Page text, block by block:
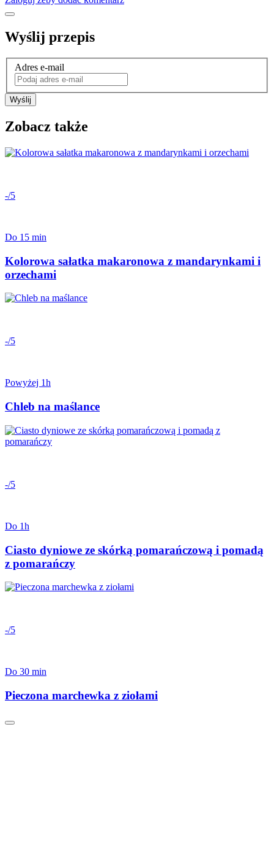
Wyślij przepis
Adres e-mail
Wyślij
Zobacz także
-/5
Do 15 min
Kolorowa sałatka makaronowa z mandarynkami i
orzechami
-/5
Powyżej 1h
Chleb na maślance
-/5
Do 1h
Ciasto dyniowe ze skórką pomarańczową i pomadą
z pomarańczy
-/5
Do 30 min
Pieczona marchewka z ziołami